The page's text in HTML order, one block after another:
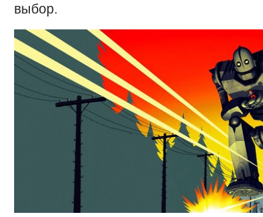
выбор.